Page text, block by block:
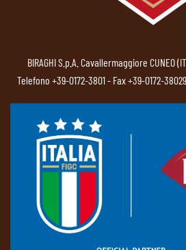
BIRAGHI S.p.A. Cavallermaggiore CUNEO
Telefono +39-0172-3801- Fax +39-0172-